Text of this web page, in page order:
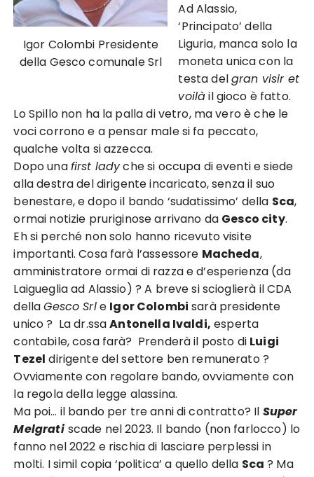
Igor Colombi Presidente
della Gesco comunale Srl
Ad Alassio,
‘Principato’ della
Liguria, manca solo la
moneta unica con la
testa delgran visir et
voilàil gioco è fatto.
Lo Spillo non ha la palla di vetro, ma vero è che le
voci corrono e a pensar male si fa peccato,
qualche volta si azzecca.
Dopo unafirst ladyche si occupa di eventi e siede
alla destra del dirigente incaricato, senza il suo
benestare, e dopo il bando ‘sudatissimo’ della Sca,
ormai notizie pruriginose arrivano da Gesco city.
Eh si perché non solo hanno ricevuto visite
importanti. Cosa farà l’assessore Macheda,
amministratore ormai di razza e d’esperienza (da
Laigueglia ad Alassio) ? A breve si scioglierà il CDA
dellaGesco Srle Igor Colombi sarà presidente
unico ? La dr.ssaAntonella Ivaldi, esperta
contabile, cosa farà? Prenderà il posto di Luigi
Tezel dirigente del settore ben remunerato ?
Ovviamente con regolare bando, ovviamente con
la regola della legge alassina.
Ma poi… il bando per tre anni di contratto? Il Super
Melgrati scade nel 2023. Il bando (non farlocco) lo
fanno nel 2022 e rischia di lasciare perplessi in
molti. I simil copia ‘politica’ a quello della Sca ? Ma